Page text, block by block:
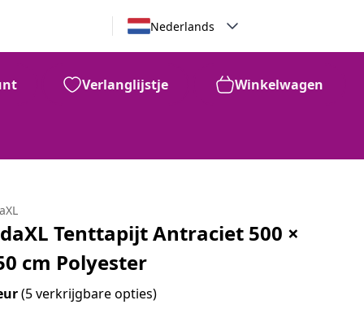
Nederlands
Verlanglijstje Winkelwagen
Tenttapijt Antraciet 500 ×
cm Polyester
(5 verkrijgbare opties)